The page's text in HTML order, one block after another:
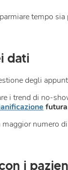
tempo
dati
degli
i trend di no-
futura
numero
i